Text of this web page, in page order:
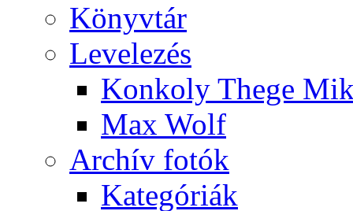
Könyv­tár
Le­ve­le­zés
Kon­koly The­ge
Max Wolf
Ar­chív fo­tók
Ka­te­gó­ri­ák